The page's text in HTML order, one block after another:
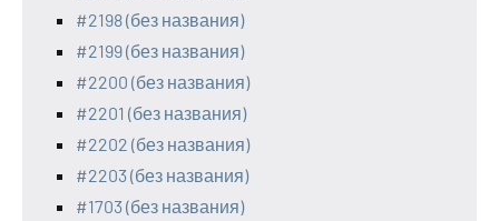
#2198 (без названия)
#2199 (без названия)
#2200 (без названия)
#2201 (без названия)
#2202 (без названия)
#2203 (без названия)
#1703 (без названия)